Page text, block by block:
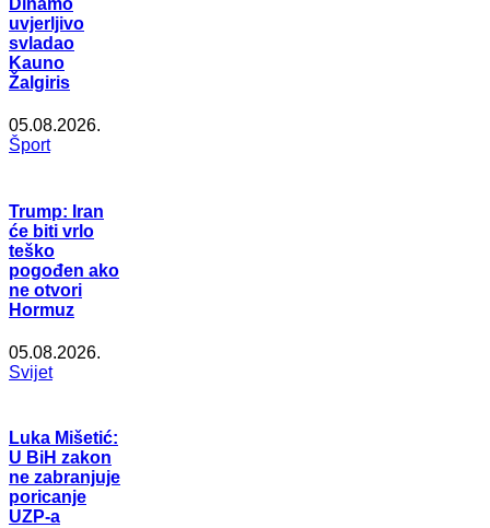
Dinamo
uvjerljivo
svladao
Kauno
Žalgiris
05.08.2026.
Šport
Trump: Iran
će biti vrlo
teško
pogođen ako
ne otvori
Hormuz
05.08.2026.
Svijet
Luka Mišetić:
U BiH zakon
ne zabranjuje
poricanje
UZP-a